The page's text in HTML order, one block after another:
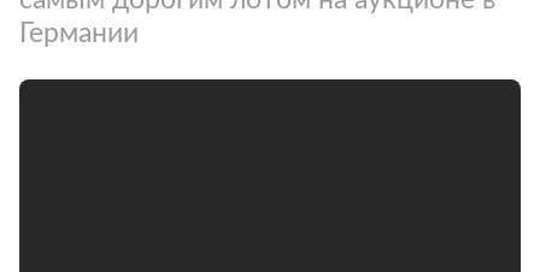
Германии